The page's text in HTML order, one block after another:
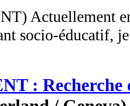
Actuellement
socio-éducatif,
: Recherche